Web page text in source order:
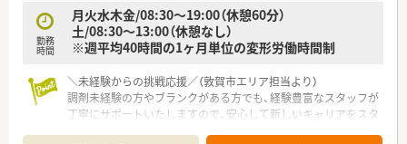
勤務
時間
月火水木金/08:30～19:00（休憩60分）
土/08:30～13:00（休憩なし）
※週平均40時間の1ヶ月単位の変形労働時間制
＼未経験からの挑戦応援／（敦賀市エリア担当より）
調剤未経験の方やブランクがある方でも、経験豊富なスタッフが
丁寧にサポートいたしますので、安心して新しいキャリアをスタ